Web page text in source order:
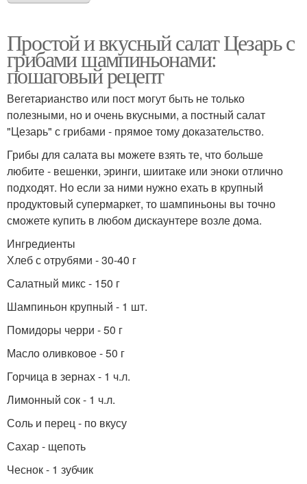
Простой и вкусный салат Цезарь с
грибами шампиньонами:
пошаговый рецепт
Вегетарианство или пост могут быть не только
полезными, но и очень вкусными, а постный салат
"Цезарь" с грибами - прямое тому доказательство.
Грибы для салата вы можете взять те, что больше
любите - вешенки, эринги, шиитаке или эноки отлично
подходят. Но если за ними нужно ехать в крупный
продуктовый супермаркет, то шампиньоны вы точно
сможете купить в любом дискаунтере возле дома.
Ингредиенты
Хлеб с отрубями - 30-40 г
Салатный микс - 150 г
Шампиньон крупный - 1 шт.
Помидоры черри - 50 г
Масло оливковое - 50 г
Горчица в зернах - 1 ч.л.
Лимонный сок - 1 ч.л.
Соль и перец - по вкусу
Сахар - щепоть
Чеснок - 1 зубчик